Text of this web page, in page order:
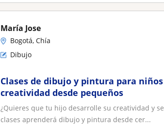
María Jose
Bogotá, Chía
Dibujo
Clases de dibujo y pintura para
creatividad desde pequeños
¿Quieres que tu hijo desarrolle su creatividad y
clases aprenderá dibujo y pintura desde cer...